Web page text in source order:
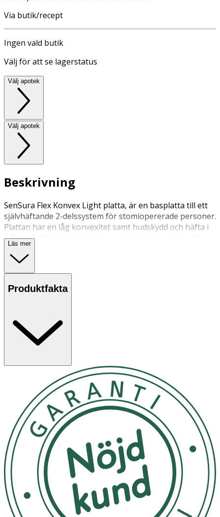
Via butik/recept
Ingen vald butik
Välj för att se lagerstatus
Välj apotek
Välj apotek
Beskrivning
SenSura Flex Konvex Light platta, är en basplatta till ett
självhäftande 2-delssystem för stomiopererade personer.
Plattan har en låg konvexitet samt hudskydd och häfta i
två lager. Konvexiteten är avsedd att minska risken för
läckage vid t ex indragen stomi, stomi i hudplanet eller
ojämnheter i huden. Plattan kan endast användas med
SenSura Flex påsar. Den kan bäras med bälte.
Läs mer
Produktfakta